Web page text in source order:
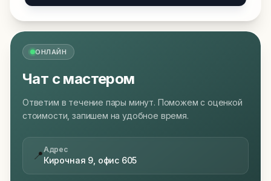
ОНЛАЙН
Чат с мастером
Ответим в течение пары минут. Поможем с оценкой
стоимости, запишем на удобное время.
📍Адрес
Кирочная 9, офис 605